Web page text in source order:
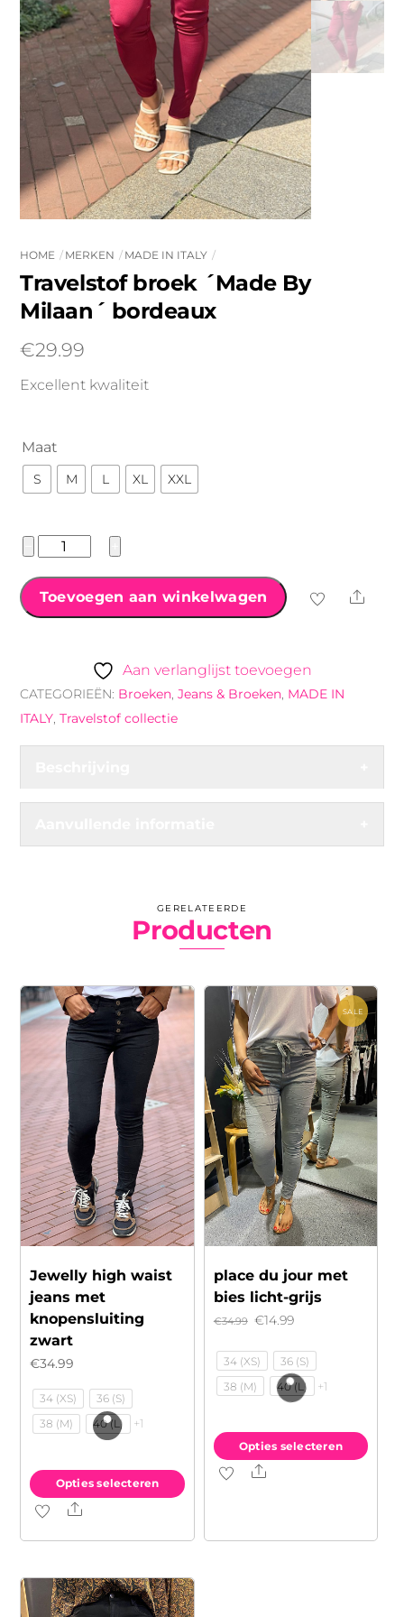
HOME MERKEN MADE IN ITALY
Travelstof broek ´Made By
Milaan´ bordeaux
€29.99
Excellent kwaliteit
Maat
S M L XL XXL
Travelstof
´Made
By
bordeaux
aantal
Toevoegen aan winkelwagen Share
Aan verlanglijst toevoegen
CATEGORIEËN: Broeken,Jeans & Broeken, MADE IN
ITALY,Travelstof collectie
GERELATEERDE
Producten
Jewelly high waist
jeans met
knopensluiting
zwart
€34.99
34 (XS)
36 (S)
38 (M)
40 (L) +1
Opties selecteren
Dit
meerdere
variaties.
Share
SALE
place du jour met
bies licht-grijs
€34.99 Oorspronkelijke
was:
€34.99.
€14.99Huidige
is:
€14.99.
34 (XS)
36 (S)
38 (M)
40 (L) +1
Opties selecteren
Dit
meerdere
Share